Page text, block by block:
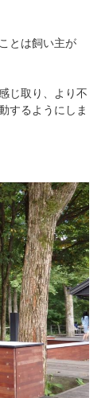
とは飼い主が
じ取り、より不
するようにしま